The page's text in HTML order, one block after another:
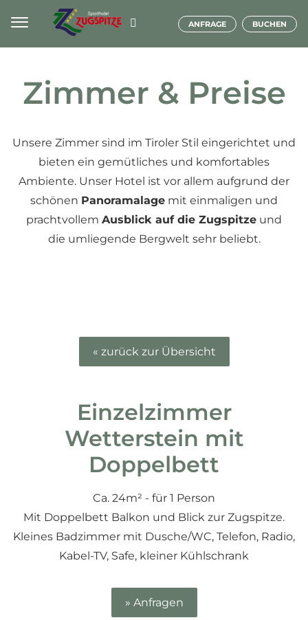
ANFRAGE BUCHEN
Zimmer & Preise
Unsere Zimmer sind im Tiroler Stil eingerichtet und
bieten ein gemütliches und komfortables
Ambiente. Unser Hotel ist vor allem aufgrund der
schönen Panoramalage mit einmaligen und
prachtvollem Ausblick auf die Zugspitze und
die umliegende Bergwelt sehr beliebt.
« zurück zur Übersicht
Einzelzimmer
Wetterstein mit
Doppelbett
Ca. 24m² - für 1 Person
Mit Doppelbett Balkon und Blick zur Zugspitze.
Kleines Badzimmer mit Dusche/WC, Telefon, Radio,
Kabel-TV, Safe, kleiner Kühlschrank
» Anfragen